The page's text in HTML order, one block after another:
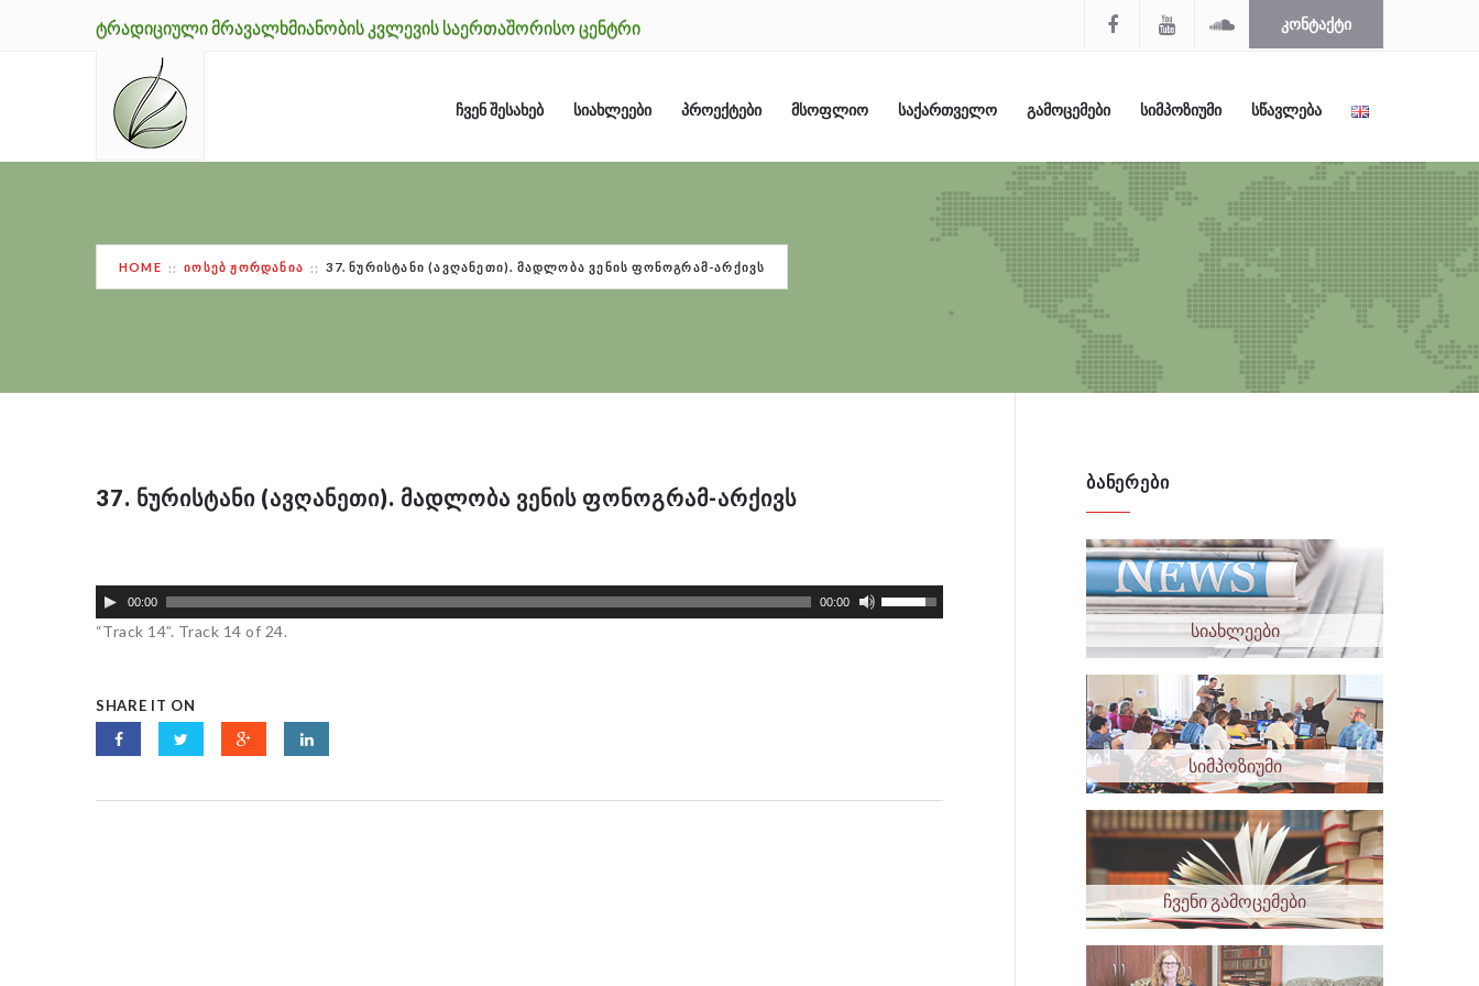
ᲢᲠᲐᲓᲘᲪᲘᲣᲚᲘ ᲛᲠᲐᲕᲐᲚᲮᲛᲘᲐᲜᲝᲑᲘᲡ ᲙᲕᲚᲔᲕᲘᲡ ᲡᲐᲔᲠᲗᲐᲨᲝᲠᲘᲡᲝ ᲪᲔᲜᲢᲠᲘ ᲙᲝᲜᲢᲐᲥᲢᲘ
ᲩᲕᲔᲜ ᲨᲔᲡᲐᲮᲔᲑ ᲡᲘᲐᲮᲚᲔᲔᲑᲘ ᲞᲠᲝᲔᲥᲢᲔᲑᲘ ᲛᲡᲝᲤᲚᲘᲝ ᲡᲐᲥᲐᲠᲗᲕᲔᲚᲝ ᲒᲐᲛᲝᲪᲔᲛᲔᲑᲘ ᲡᲘᲛᲞᲝᲖᲘᲣᲛᲘ ᲡᲬᲐᲕᲚᲔᲑᲐ
HOME ᲘᲝᲡᲔᲑ ᲟᲝᲠᲓᲐᲜᲘᲐ 37. ᲜᲣᲠᲘᲡᲢᲐᲜᲘ (ᲐᲕᲦᲐᲜᲔᲗᲘ). ᲛᲐᲓᲚᲝᲑᲐ ᲕᲔᲜᲘᲡ ᲤᲝᲜᲝᲒᲠᲐᲛ-ᲐᲠᲥᲘᲕᲡ
37. ᲜᲣᲠᲘᲡᲢᲐᲜᲘ (ᲐᲕᲦᲐᲜᲔᲗᲘ). ᲛᲐᲓᲚᲝᲑᲐ ᲕᲔᲜᲘᲡ ᲤᲝᲜᲝᲒᲠᲐᲛ-ᲐᲠᲥᲘᲕᲡ
00:00 00:00
“Track 14”. Track 14 of 24.
SHARE IT ON
ᲑᲐᲜᲔᲠᲔᲑᲘ
სიახლეები
სიმპოზიუმი
ჩვენი გამოცემები